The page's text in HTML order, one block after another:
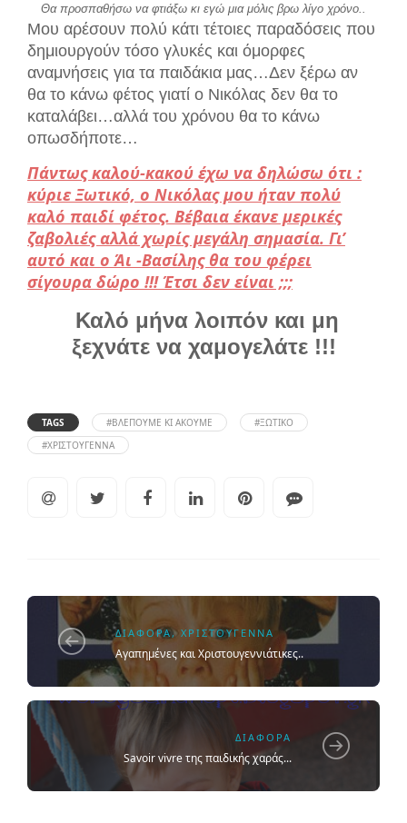
Θα προσπαθήσω να φτιάξω κι εγώ μια μόλις βρω λίγο χρόνο..
Μου αρέσουν πολύ κάτι τέτοιες παραδόσεις που
δημιουργούν τόσο γλυκές και όμορφες
αναμνήσεις για τα παιδάκια μας…Δεν ξέρω αν
θα το κάνω φέτος γιατί ο Νικόλας δεν θα το
καταλάβει…αλλά του χρόνου θα το κάνω
οπωσδήποτε…
Πάντως καλού-κακού έχω να δηλώσω ότι :
κύριε Ξωτικό, ο Νικόλας μου ήταν πολύ
καλό παιδί φέτος. Βέβαια έκανε μερικές
ζαβολιέςαλλά χωρίς μεγάλη σημασία. Γι’
αυτό και ο Άι -Βασίλης θα του φέρει
σίγουρα δώρο !!! Έτσι δεν είναι ;;;
Καλό μήνα λοιπόν και μη
ξεχνάτε να χαμογελάτε !!!
TAGS #ΒΛΈΠΟΥΜΕ ΚΙ ΑΚΟΎΜΕ
#ΞΩΤΙΚΌ
#ΧΡΙΣΤΟΎΓΕΝΝΑ
ΔΙΆΦΟΡΑ, ΧΡΙΣΤΟΎΓΕΝΝΑ
Αγαπημένες και Χριστουγεννιάτικες..
ΔΙΆΦΟΡΑ
Savoir vivre της παιδικής χαράς...